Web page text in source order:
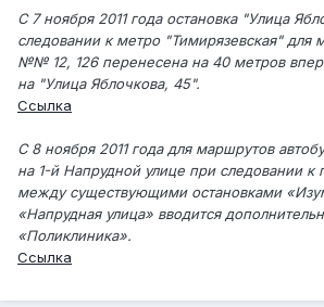
С 7 ноября 2011 года остановка "Улица
следовании к метро "Тимирязевская" для
№№ 12, 126 перенесена на 40 метров
на "Улица Яблочкова, 45".
Ссылка
С 8 ноября 2011 года для маршрутов
на 1-й Напрудной улице при следовании к
между существующими остановками
«Напрудная улица» вводится
«Поликлиника».
Ссылка